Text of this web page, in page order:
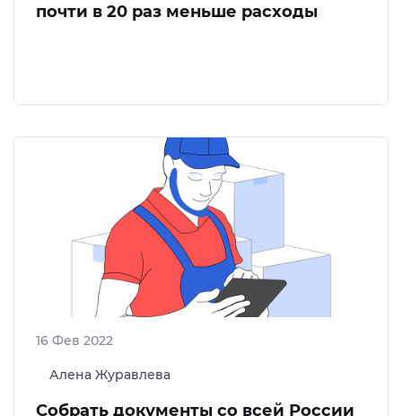
почти в 20 раз меньше расходы
Алена Журавлева
16 Фев 2022
Собрать документы со всей России